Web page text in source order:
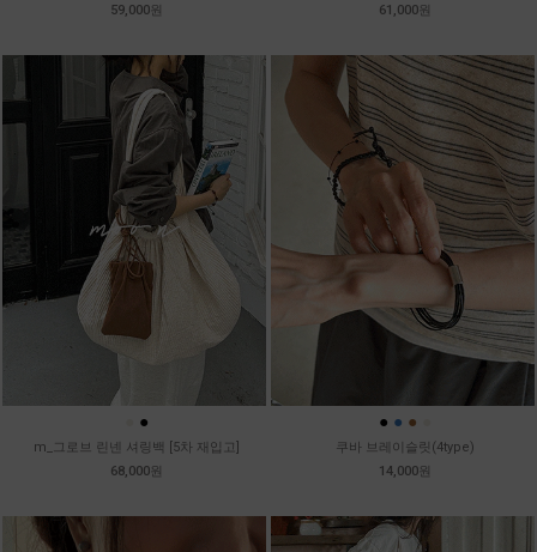
59,000원
61,000원
●
m_그로브 린넨 셔링백 [5차 재입고]
68,000원
● ● ●
쿠바 브레이슬릿(4type)
14,000원